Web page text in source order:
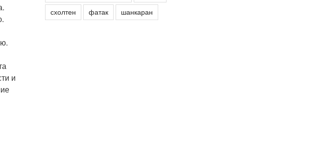
и
схолтен
фатак шанкаран